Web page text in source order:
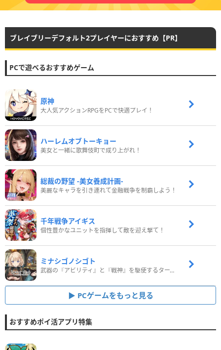
ブレイブリーデフォルト2プレイヤーにおすすめ【PR】
PCで遊べるおすすめゲーム
原神
大人気アクションRPGをPCで快適プレイ！
ハーレムオブトーキョー
美女と一緒に歌舞伎町で成り上がれ！
総裁の野望 -美女養成計画-
美麗なキャラを引き連れて金融戦争を制覇しよう！
千年戦争アイギス
個性豊かなユニットを指揮して敵を迎え撃て！
ミナシゴノシゴト
武器の『アビリティ』と『戦神』を駆使するターン制コマンドバトルRPG！
PCゲームをもっと見る
おすすめポイ活アプリ特集